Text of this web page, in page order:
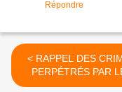
Répondre
< RAPPEL DES CRIMES
PERPÉTRÉS PAR
RWANDAIS EN